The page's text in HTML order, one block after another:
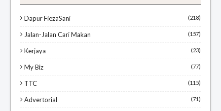
Dapur FiezaSani (218)
Jalan-Jalan Cari Makan (157)
Kerjaya (23)
My Biz (77)
TTC (115)
Advertorial (71)